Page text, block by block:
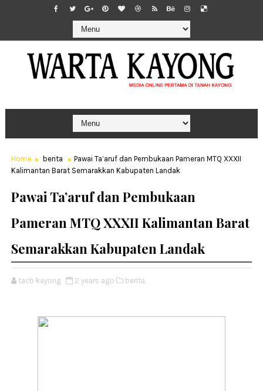
Home berita
Pawai Ta’aruf dan Pembukaan Pameran MTQ XXXII
Kalimantan Barat Semarakkan Kabupaten Landak
Pawai Ta’aruf dan Pembukaan
Pameran MTQ XXXII Kalimantan Barat
Semarakkan Kabupaten Landak
tacb kayong 2 years ago berita,